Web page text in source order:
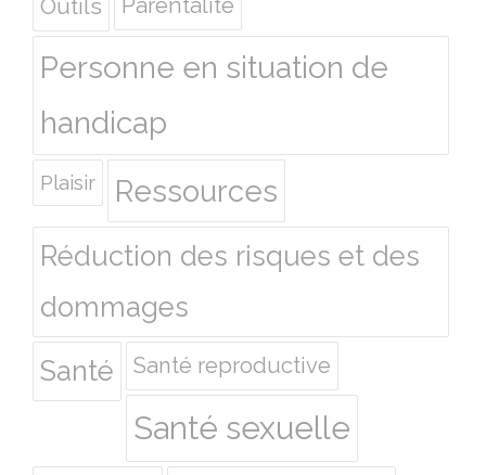
Outils Parentalité
Personne en situation de
handicap
Plaisir Ressources
Réduction des risques et des
dommages
Santé
Santé reproductive
Santé sexuelle